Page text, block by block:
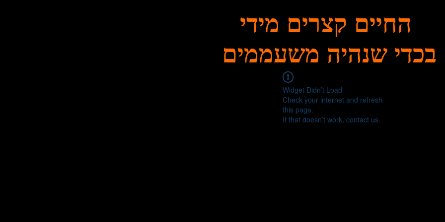
בכדי שנהיה משעממים
Widget Didn’t Load
Check your internet and refresh
this page.
If that doesn’t work, contact us.